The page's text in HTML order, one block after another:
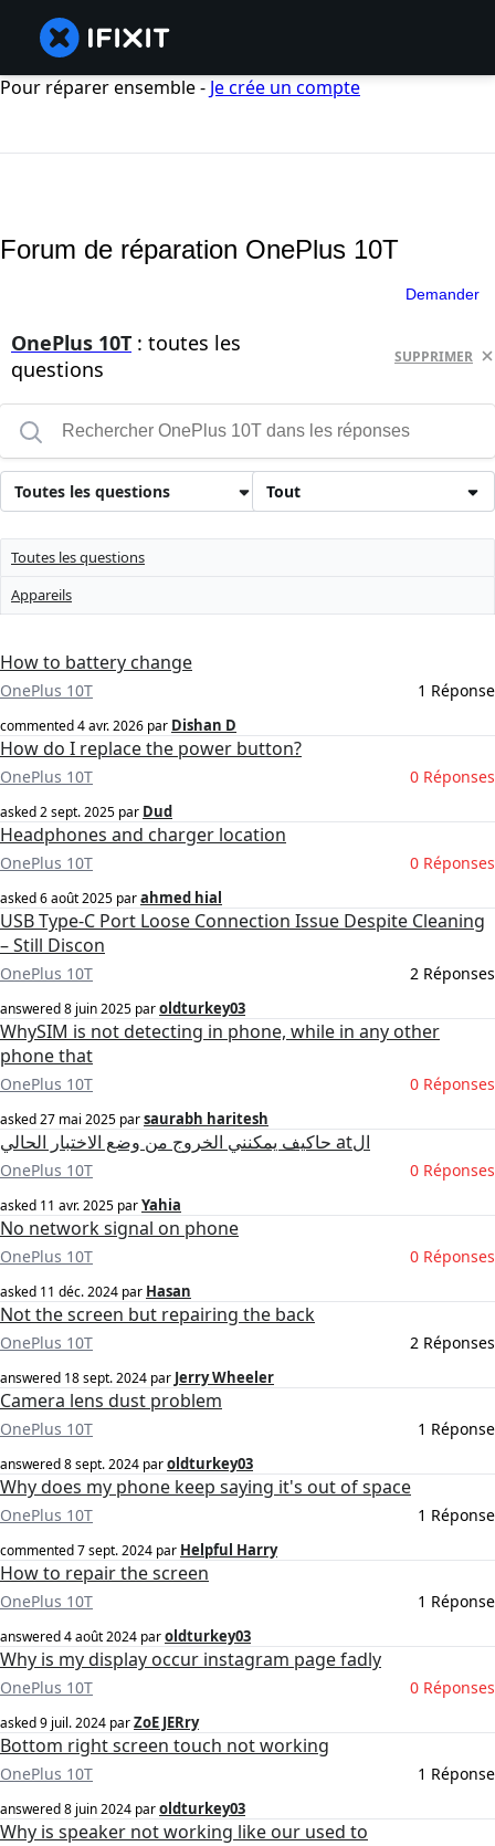
Pour réparer ensemble - Je crée un compte
Forum de réparation OnePlus 10T
Demander
OnePlus 10T : toutes les
questions
SUPPRIMER
Tout
Toutes les questions
Toutes les questions
Appareils
How to battery change
OnePlus 10T 1 Réponse
commented4 avr. 2026 par Dishan D
How do I replace the power button?
OnePlus 10T 0 Réponses
asked2 sept. 2025 par Dud
Headphones and charger location
OnePlus 10T 0 Réponses
asked6 août 2025 parahmed hial
USB Type-C Port Loose Connection Issue Despite Cleaning
– Still Discon
OnePlus 10T 2 Réponses
answered8 juin 2025 paroldturkey03
WhySIM is not detecting in phone, while in any other
phone that
OnePlus 10T 0 Réponses
asked27 mai 2025 parsaurabh haritesh
حاكيف يمكنني الخروج من وضع الاختبار الحالي atال
OnePlus 10T 0 Réponses
asked 11 avr. 2025 parYahia
No network signal on phone
OnePlus 10T 0 Réponses
asked 11 déc. 2024 par Hasan
Not the screen but repairing the back
OnePlus 10T 2 Réponses
answered 18 sept. 2024 par Jerry Wheeler
Camera lens dust problem
OnePlus 10T 1 Réponse
answered8 sept. 2024 paroldturkey03
Why does my phone keep saying it's out of space
OnePlus 10T 1 Réponse
commented7 sept. 2024 par Helpful Harry
How to repair the screen
OnePlus 10T 1 Réponse
answered4 août 2024 paroldturkey03
Why is my display occur instagram page fadly
OnePlus 10T 0 Réponses
asked9 juil. 2024 parZoE JERry
Bottom right screen touch not working
OnePlus 10T 1 Réponse
answered8 juin 2024 paroldturkey03
Why is speaker not working like our used to